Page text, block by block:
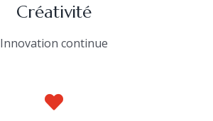
Créativité
Innovation continue